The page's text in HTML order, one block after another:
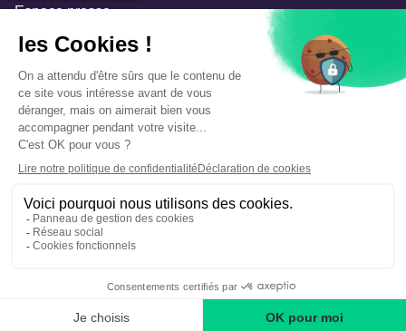
Espace presse
Documentation
Marchés publics
Appels à projets & avis d'attribution
Mesures de publicité
Concertations et enquêtes publiques
Précautions et sécurité
Plan de gestion des risques
Mentions légales
Données personnelles
Gestion des cookies